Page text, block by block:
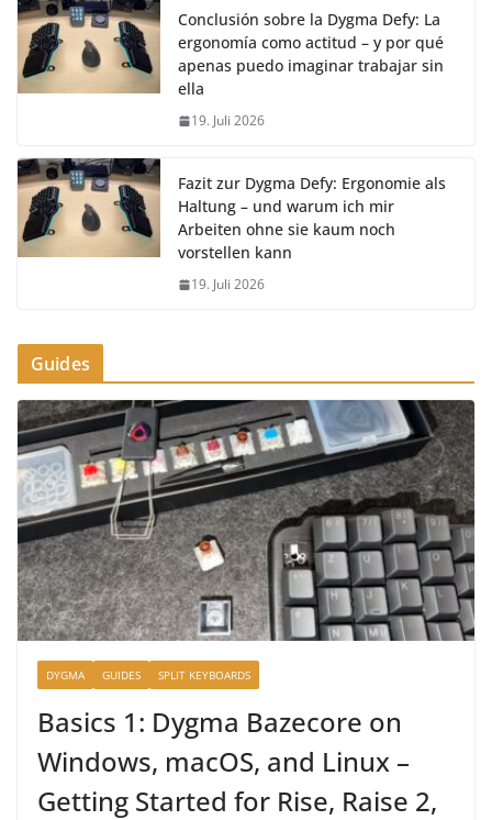
Conclusión sobre la Dygma Defy: La
ergonomía como actitud – y por qué
apenas puedo imaginar trabajar sin
ella
19. Juli 2026
Fazit zur Dygma Defy: Ergonomie als
Haltung – und warum ich mir
Arbeiten ohne sie kaum noch
vorstellen kann
19. Juli 2026
Guides
DYGMA GUIDES SPLIT KEYBOARDS
Basics 1: Dygma Bazecore on
Windows, macOS, and Linux –
Getting Started for Rise, Raise 2,